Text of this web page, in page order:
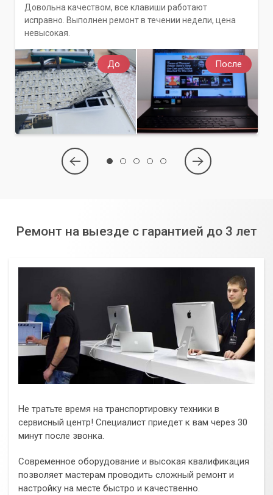
До После
Довольна качеством, все клавиши работают
исправно. Выполнен ремонт в течении недели, цена
невысокая.
Ремонт на выезде с гарантией до 3 лет
Не тратьте время на транспортировку техники в
сервисный центр! Специалист приедет к вам через 30
минут после звонка.
Современное оборудование и высокая квалификация
позволяет мастерам проводить сложный ремонт и
настройку на месте быстро и качественно.